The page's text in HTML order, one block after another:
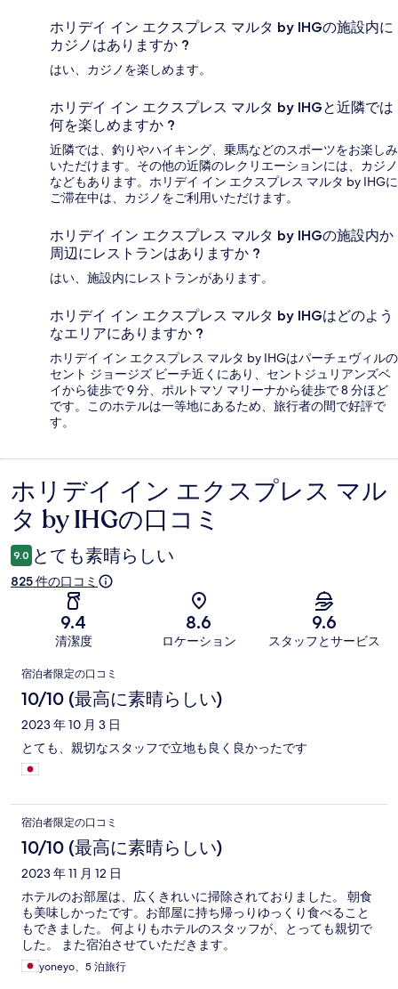
ホリデイ イン エクスプレス マルタ by IHGの施設内に
カジノはありますか ?
はい、カジノを楽しめます。
ホリデイ イン エクスプレス マルタ by IHGと近隣では
何を楽しめますか ?
近隣では、釣りやハイキング、乗馬などのスポーツをお楽しみ
いただけます。その他の近隣のレクリエーションには、カジノ
などもあります。ホリデイ イン エクスプレス マルタ by IHGに
ご滞在中は、カジノをご利用いただけます。
ホリデイ イン エクスプレス マルタ by IHGの施設内か
周辺にレストランはありますか ?
はい、施設内にレストランがあります。
ホリデイ イン エクスプレス マルタ by IHGはどのよう
なエリアにありますか ?
ホリデイ イン エクスプレス マルタ by IHGはパーチェヴィルの
セント ジョージズ ビーチ近くにあり、セントジュリアンズベ
イから徒歩で 9 分、ポルトマソ マリーナから徒歩で 8 分ほど
です。このホテルは一等地にあるため、旅行者の間で好評で
す。
口
コ
ミ
ホリデイ イン エクスプレス マル
タ by IHGの口コミ
9.0 とても素晴らしい
825 件の口コミ
9.4
清潔度
8.6
ロケーション
9.6
スタッフとサービス
口
コ
ミ
宿泊者限定の口コミ
10/10 (最高に素晴らしい)
2023 年 10 月 3 日
とても、親切なスタッフで立地も良く良かったです
宿泊者限定の口コミ
10/10 (最高に素晴らしい)
2023 年 11 月 12 日
ホテルのお部屋は、広くきれいに掃除されておりました。 朝食
も美味しかったです。お部屋に持ち帰っりゆっくり食べること
もできました。 何よりもホテルのスタッフが、とっても親切で
した。 また宿泊させていただきます。
yoneyo、5 泊旅行